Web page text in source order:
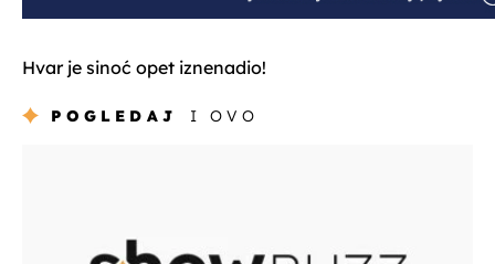
Hvar je sinoć opet iznenadio!
POGLEDAJ I OVO